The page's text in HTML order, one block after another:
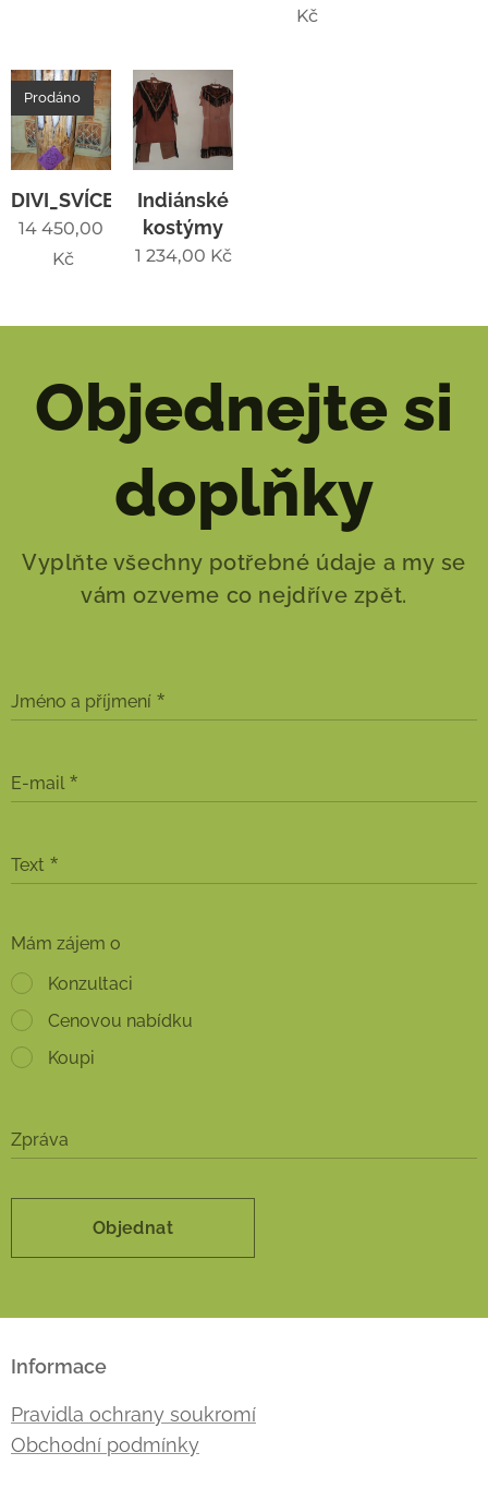
Kč
DIVI_SVÍCE
Prodáno
14 450,00
Kč
Indiánské
kostýmy
1 234,00 Kč
Objednejte si
doplňky
Vyplňte všechny potřebné údaje a my se
vám ozveme co nejdříve zpět.
Jméno a příjmení
E-mail
Text
Mám zájem o
Konzultaci
Cenovou nabídku
Koupi
Zpráva
Objednat
Informace
Pravidla ochrany soukromí
Obchodní podmínky